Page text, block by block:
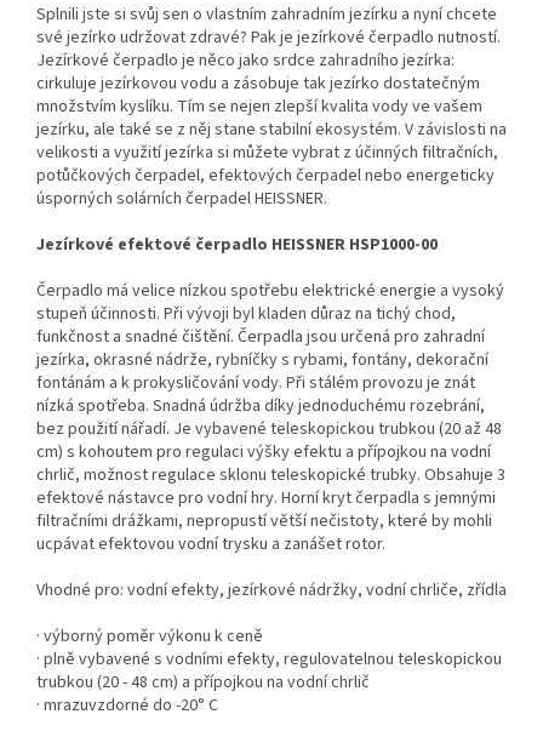
Splnili jste si svůj sen o vlastním zahradním jezírku a nyní chcete
své jezírko udržovat zdravé? Pak je jezírkové čerpadlo nutností.
Jezírkové čerpadlo je něco jako srdce zahradního jezírka:
cirkuluje jezírkovou vodu a zásobuje tak jezírko dostatečným
množstvím kyslíku. Tím se nejen zlepší kvalita vody ve vašem
jezírku, ale také se z něj stane stabilní ekosystém. V závislosti na
velikosti a využití jezírka si můžete vybrat z účinných filtračních,
potůčkových čerpadel, efektových čerpadel nebo energeticky
úsporných solárních čerpadel HEISSNER.
Jezírkové efektové čerpadlo HEISSNER HSP1000-00
Čerpadlo má velice nízkou spotřebu elektrické energie a vysoký
stupeň účinnosti. Při vývoji byl kladen důraz na tichý chod,
funkčnost a snadné čištění. Čerpadla jsou určená pro zahradní
jezírka, okrasné nádrže, rybníčky s rybami, fontány, dekorační
fontánám a k prokysličování vody. Při stálém provozu je znát
nízká spotřeba. Snadná údržba díky jednoduchému rozebrání,
bez použití nářadí. Je vybavené teleskopickou trubkou (20 až 48
cm) s kohoutem pro regulaci výšky efektu a přípojkou na vodní
chrlič, možnost regulace sklonu teleskopické trubky. Obsahuje 3
efektové nástavce pro vodní hry. Horní kryt čerpadla s jemnými
filtračními drážkami, nepropustí větší nečistoty, které by mohli
ucpávat efektovou vodní trysku a zanášet rotor.
Vhodné pro: vodní efekty, jezírkové nádržky, vodní chrliče, zřídla
· výborný poměr výkonu k ceně
· plně vybavené s vodními efekty, regulovatelnou teleskopickou
trubkou (20 - 48 cm) a přípojkou na vodní chrlič
· mrazuvzdorné do -20° C